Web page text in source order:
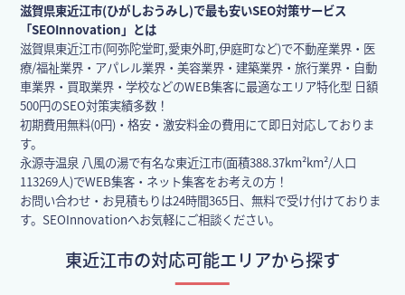
滋賀県東近江市(ひがしおうみし)で最も安いSEO対策サービス
「SEOInnovation」とは
滋賀県東近江市(阿弥陀堂町,愛東外町,伊庭町など)で不動産業界・医
療/福祉業界・アパレル業界・美容業界・建築業界・旅行業界・自動
車業界・買取業界・学校などのWEB集客に最適なエリア特化型 日額
500円のSEO対策実績多数！
初期費用無料(0円)・格安・激安料金の費用にて即日対応しておりま
す。
永源寺温泉 八風の湯で有名な東近江市(面積388.37km²km²/人口
113269人)でWEB集客・ネット集客をお考えの方！
お問い合わせ・お見積もりは24時間365日、無料で受け付けておりま
す。SEOInnovationへお気軽にご相談ください。
東近江市の対応可能エリアから探す